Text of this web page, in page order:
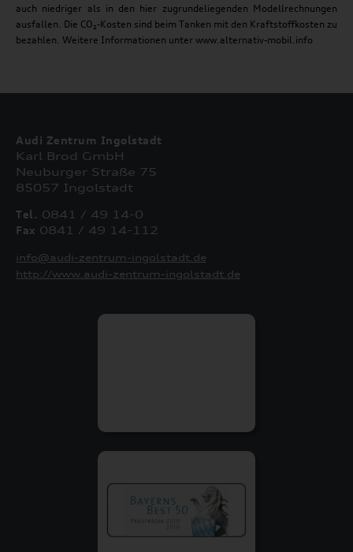
auch niedriger als in den hier zugrundeliegenden Modellrechnungen
ausfallen. Die CO₂-Kosten sind beim Tanken mit den Kraftstoffkosten zu
bezahlen. Weitere Informationen unter www.alternativ-mobil.info
Audi Zentrum Ingolstadt
Karl Brod GmbH
Neuburger Straße 75
85057 Ingolstadt
Tel. 0841 / 49 14-0
Fax 0841 / 49 14-112
info@audi-zentrum-ingolstadt.de
http://www.audi-zentrum-ingolstadt.de